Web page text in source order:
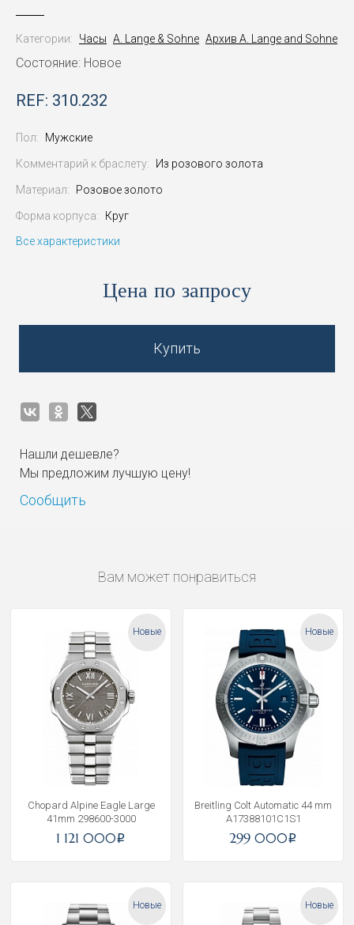
Категории: Часы A. Lange & Sohne Архив A. Lange and Sohne
Состояние: Новое
REF: 310.232
Пол: Мужские
Комментарий к браслету: Из розового золота
Материал: Розовое золото
Форма корпуса:
Круг
Все характеристики
Цена по запросу
Купить
Нашли дешевле?
Мы предложим лучшую цену!
Сообщить
Вам может понравиться
Новые
Chopard Alpine Eagle Large
41mm 298600-3000
1 121 000i
Новые
Breitling Colt Automatic 44 mm
A17388101C1S1
299 000i
Новые Новые